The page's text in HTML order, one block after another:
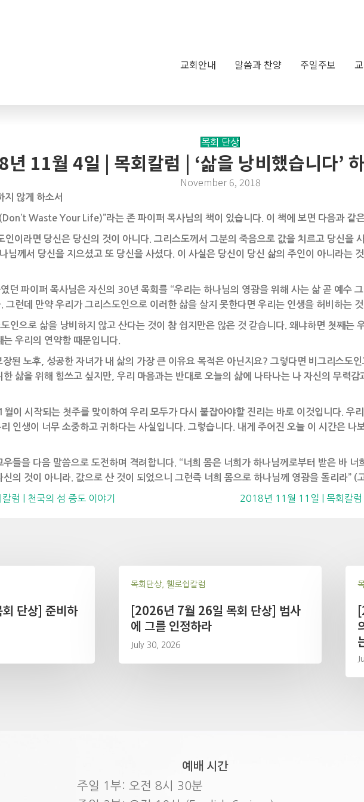
교회안내 말씀과 찬양 주일주보
목회 단상
11월 4일 | 목회칼럼 | ‘삶을 낭비했습니다’
November 6, 2018
지 않게 하소서
Waste Your Life)”라는 존 파이퍼 목사님의 책이 있습니다. 이 책에 보면 다음과 같
인이라면 당신은 당신의 것이 아니다. 그리스도께서 그분의 죽음으로 값을 치르고 당신을
님께서 당신을 지으셨고 또 당신을 사셨다. 이 사실은 당신이 당신 삶의 주인이 아니라는
던 파이퍼 목사님은 자신의 30년 목회를 “우리는 하나님의 영광을 위해 사는 삶 곧 예수
그런데 만약 우리가 그리스도인으로 이러한 삶을 살지 못한다면 우리는 인생을 허비하는
인으로 삶을 낭비하지 않고 산다는 것이 참 쉽지만은 않은 것 같습니다. 왜냐하면 첫째는
우리의 연약함 때문입니다.
된 노후, 성공한 자녀가 내 삶의 가장 큰 이유요 목적은 아닌지요? 그렇다면 비그리스도
한 삶을 위해 힘쓰고 싶지만, 우리 마음과는 반대로 오늘의 삶에 나타나는 나 자신의 무력
이 시작되는 첫주를 맞이하여 우리 모두가 다시 붙잡아야할 진리는 바로 이것입니다. 우
인생이 너무 소중하고 귀하다는 사실입니다. 그렇습니다. 내게 주어진 오늘 이 시간은 나
우들을 다음 말씀으로 도전하며 격려합니다. “너희 몸은 너희가 하나님께로부터 받은 바 너
신의 것이 아니라. 값으로 산 것이 되었으니 그런즉 너희 몸으로 하나님께 영광을 돌리라”
럼 | 천국의 섬 증도 이야기 2018년 11월 11일 | 목회칼럼
단상] 준비하
목회단상, 휄로쉽칼럼
[2026년 7월 26일 목회 단상] 범사
에 그를 인정하라
July 30, 2026
예배 시간
주일 1부: 오전 8시 30분